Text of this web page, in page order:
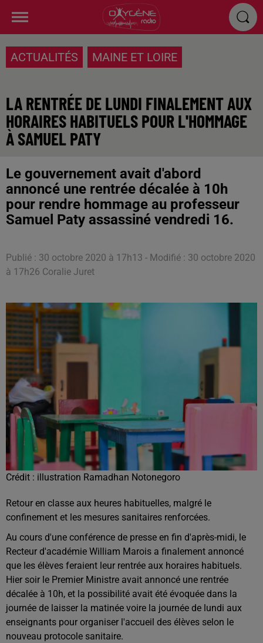
ACTUALITÉS MAINE ET LOIRE
LA RENTRÉE DE LUNDI FINALEMENT AUX
HORAIRES HABITUELS POUR L'HOMMAGE
À SAMUEL PATY
Le gouvernement avait d'abord
annoncé une rentrée décalée à 10h
pour rendre hommage au professeur
Samuel Paty assassiné vendredi 16.
Publié : 30 octobre 2020 à 17h13 - Modifié : 30 octobre 2020
à 17h26 Coralie Juret
Crédit : illustration Ramadhan Notonegoro
Retour en classe aux heures habituelles, malgré le
confinement et les mesures sanitaires renforcées.
Au cours d'une conférence de presse en fin d'après-midi, le
Recteur d'académie William Marois a finalement annoncé
que les élèves feraient leur rentrée aux horaires habituels.
Hier soir le Premier Ministre avait annoncé une rentrée
décalée à 10h, et la possibilité avait été évoquée dans la
journée de laisser la matinée voire la journée de lundi aux
enseignants pour organiser l'accueil des élèves selon le
nouveau protocole sanitaire.